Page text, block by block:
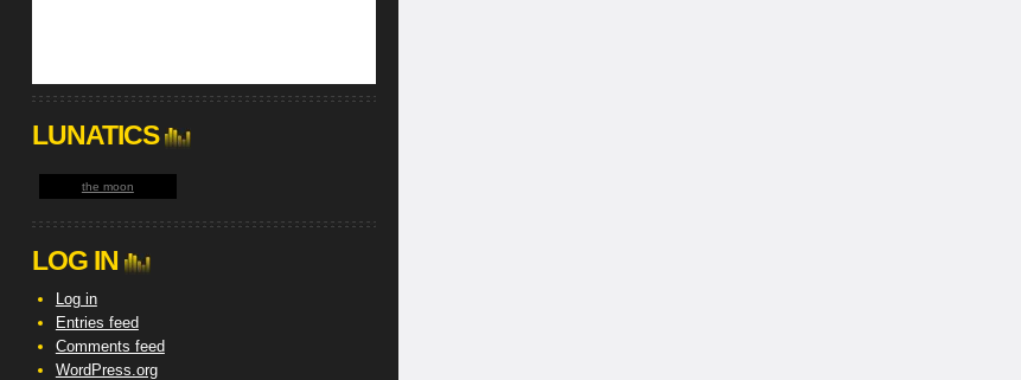
LUNATICS
the moon
LOG IN
Log in
Entries feed
Comments feed
WordPress.org